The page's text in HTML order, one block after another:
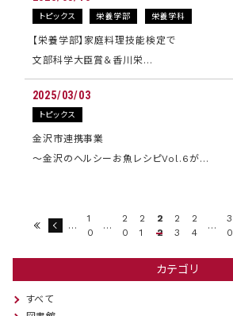
トピックス 栄養学部 栄養学科
【栄養学部】家庭料理技能検定で
文部科学大臣賞＆香川栄…
2025/03/03
トピックス
金沢市連携事業
～金沢のヘルシーお魚レシピVol.6が…
…
1
0
…
2
0
2
1
2
2
2
3
2
4
…
3
0
カテゴリ
すべて